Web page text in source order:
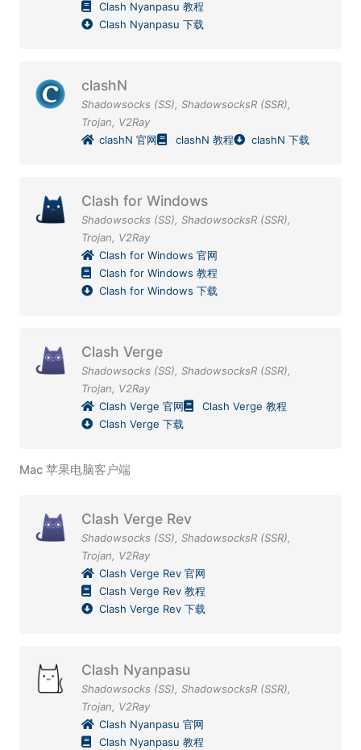
Clash Nyanpasu 教程
Clash Nyanpasu 下载
clashN
Shadowsocks (SS), ShadowsocksR (SSR),
Trojan, V2Ray
clashN 官网
clashN 教程 clashN 下载
Clash for Windows
Shadowsocks (SS), ShadowsocksR (SSR),
Trojan, V2Ray
Clash for Windows 官网
Clash for Windows 教程
Clash for Windows 下载
Clash Verge
Shadowsocks (SS), ShadowsocksR (SSR),
Trojan, V2Ray
Clash Verge 官网
Clash Verge 教程
Clash Verge 下载
Mac 苹果电脑客户端
Clash Verge Rev
Shadowsocks (SS), ShadowsocksR (SSR),
Trojan, V2Ray
Clash Verge Rev 官网
Clash Verge Rev 教程
Clash Verge Rev 下载
Clash Nyanpasu
Shadowsocks (SS), ShadowsocksR (SSR),
Trojan, V2Ray
Clash Nyanpasu 官网
Clash Nyanpasu 教程